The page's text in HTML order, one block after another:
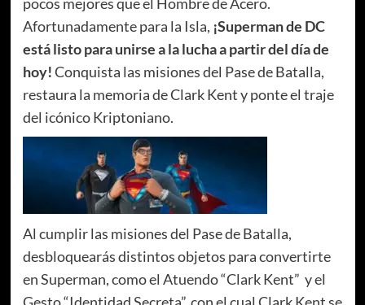
Afortunadamente para la Isla, ¡Superman de DC
está listo para unirse a la lucha a partir del día de
hoy!Conquista las misiones del Pase de Batalla,
restaura la memoria de Clark Kent y ponte el traje
del icónico Kriptoniano.
Al cumplir las misiones del Pase de Batalla,
desbloquearás distintos objetos para convertirte
en Superman, como el Atuendo “Clark Kent” y el